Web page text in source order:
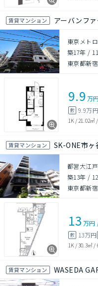
賃貸マンション アーバンフ
東京メト
築17年 /
東京都新
9.9 万
敷 9.9万
1K / 21.02㎡ /
賃貸マンション SK-ONE市ヶ
都営大江
築13年 /
東京都新
13 万円
敷 13万円
1K /30.3㎡ /
賃貸マンション WASEDA